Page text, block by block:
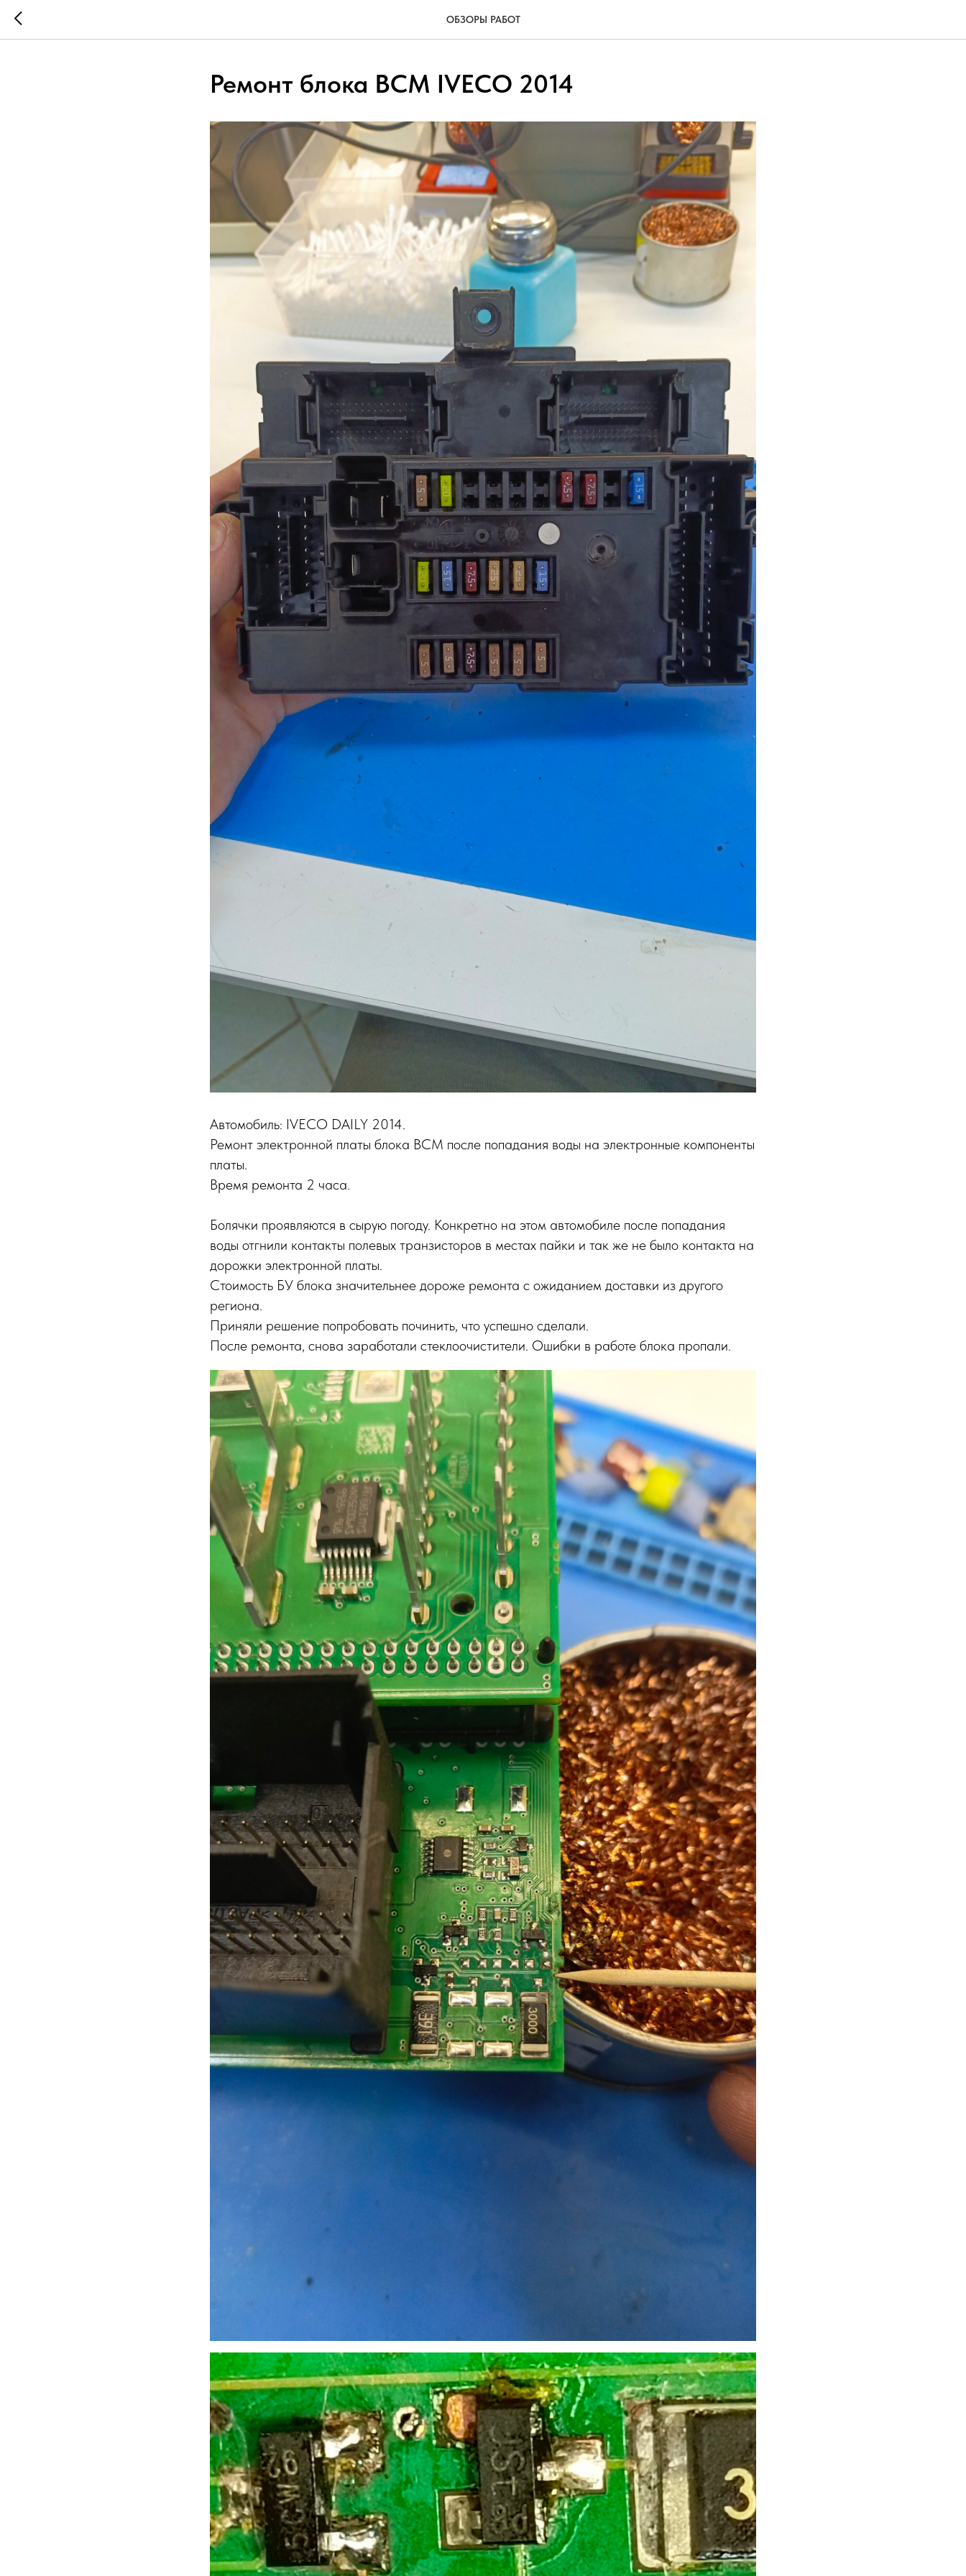
ОБЗОРЫ РАБОТ
Ремонт блока BCM IVECO 2014
Автомобиль: IVECO DAILY 2014.
Ремонт электронной платы блока BCM после попадания воды на электронные компоненты
платы.
Время ремонта 2 часа.
Болячки проявляются в сырую погоду. Конкретно на этом автомобиле после попадания
воды отгнили контакты полевых транзисторов в местах пайки и так же не было контакта на
дорожки электронной платы.
Стоимость БУ блока значительнее дороже ремонта с ожиданием доставки из другого
региона.
Приняли решение попробовать починить, что успешно сделали.
После ремонта, снова заработали стеклоочистители. Ошибки в работе блока пропали.